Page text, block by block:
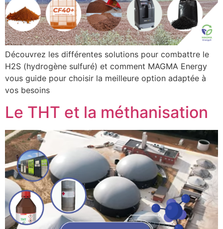
Découvrez les différentes solutions pour combattre le
H2S (hydrogène sulfuré) et comment MAGMA Energy
vous guide pour choisir la meilleure option adaptée à
vos besoins
Le THT et la méthanisation